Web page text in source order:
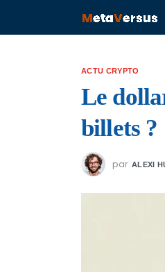
ACTU CRYPTO
Le
billets ?
par ALEXI